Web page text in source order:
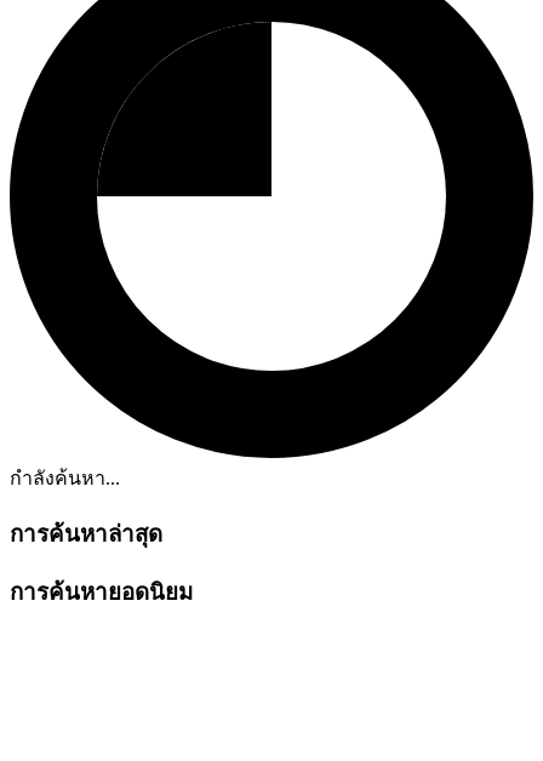
กำลังค้นหา...
การค้นหาล่าสุด
การค้นหายอดนิยม